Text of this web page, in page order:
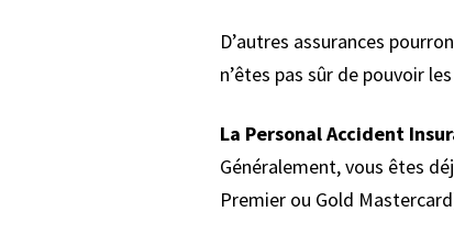
D’autres assurances
n’êtes pas sûr de pouvoir
La Personal Accident
Généralement, vous êtes
Premier ou Gold